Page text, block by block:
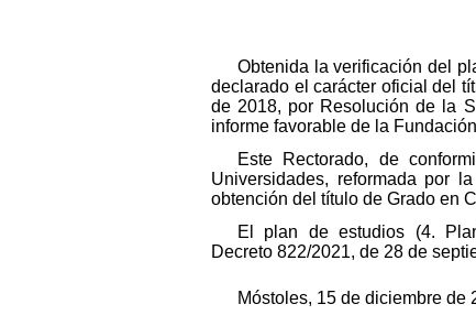
Obtenida la verificación del
declarado el carácter oficial del
de 2018, por Resolución de la
informe favorable de la
Este Rectorado, de
Universidades, reformada por
obtención del título de Grado en
El plan de estudios (4.
Decreto 822/2021, de 28 de
Móstoles, 15 de diciembre de